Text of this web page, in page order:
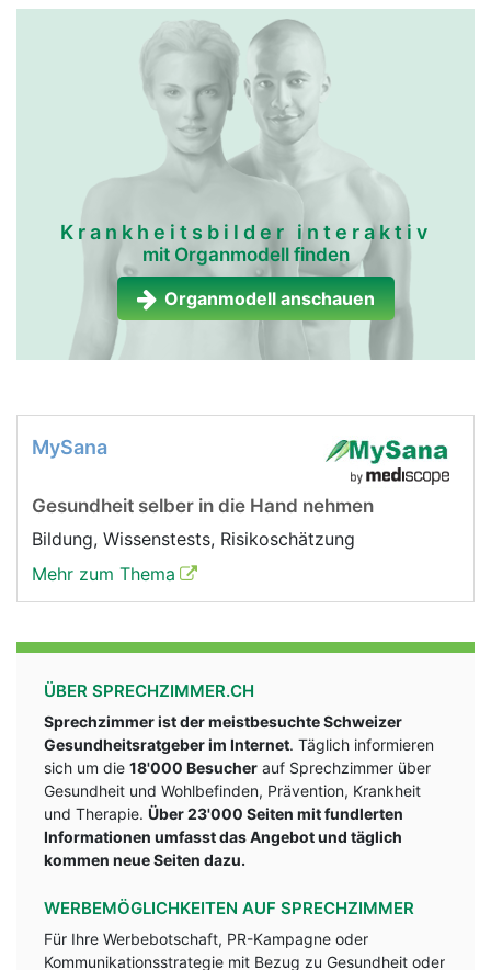
Krankheitsbilder interaktiv
mit Organmodell finden
Organmodell anschauen
MySana
Gesundheit selber in die Hand nehmen
Bildung, Wissenstests, Risikoschätzung
Mehr zum Thema
ÜBER SPRECHZIMMER.CH
Sprechzimmer ist der meistbesuchte Schweizer
Gesundheitsratgeber im Internet. Täglich informieren
sich um die 18'000 Besucher auf Sprechzimmer über
Gesundheit und Wohlbefinden, Prävention, Krankheit
und Therapie. Über 23'000 Seiten mit fundlerten
Informationen umfasst das Angebot und täglich
kommen neue Seiten dazu.
WERBEMÖGLICHKEITEN AUF SPRECHZIMMER
Für Ihre Werbebotschaft, PR-Kampagne oder
Kommunikationsstrategie mit Bezug zu Gesundheit oder